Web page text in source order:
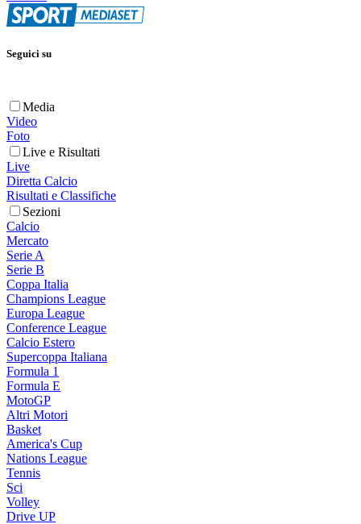
Seguici su
Media
Video
Foto
Live e Risultati
Live
Diretta Calcio
Risultati e Classifiche
Sezioni
Calcio
Mercato
Serie A
Serie B
Coppa Italia
Champions League
Europa League
Conference League
Calcio Estero
Supercoppa Italiana
Formula 1
Formula E
MotoGP
Altri Motori
Basket
America's Cup
Nations League
Tennis
Sci
Volley
Drive UP